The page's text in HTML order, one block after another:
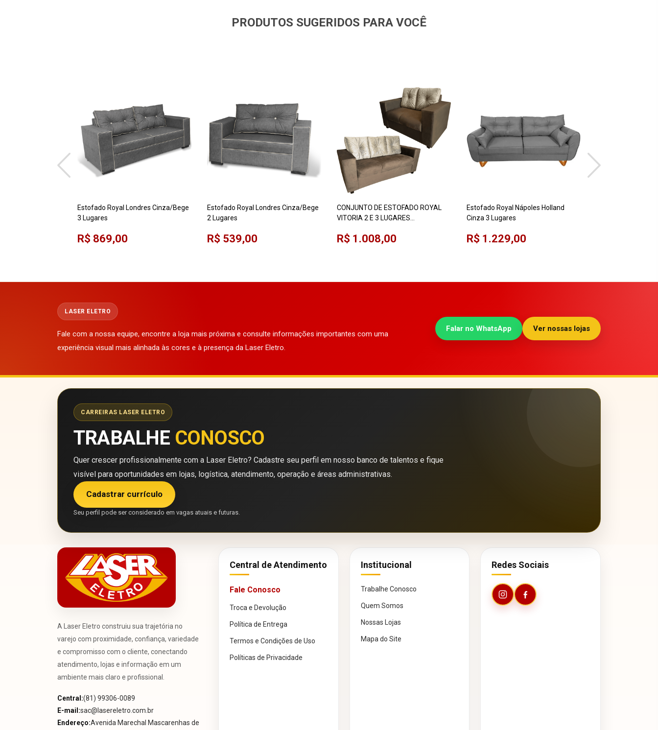
PRODUTOS SUGERIDOS PARA VOCÊ
Estofado Royal Londres Cinza/Bege
3 Lugares
R$ 869,00
Estofado Royal Londres Cinza/Bege
2 Lugares
R$ 539,00
CONJUNTO DE ESTOFADO ROYAL
VITORIA 2 E 3 LUGARES
R$ 1.008,00
Estofado Royal Nápoles Holland
Cinza 3 Lugares
R$ 1.229,00
LASER ELETRO
Fale com a nossa equipe, encontre a loja mais próxima e consulte informações importantes com uma
experiência visual mais alinhada às cores e à presença da Laser Eletro.
Falar no WhatsApp Ver nossas lojas
CARREIRAS LASER ELETRO
TRABALHE CONOSCO
Quer crescer profissionalmente com a Laser Eletro? Cadastre seu perfil em nosso banco de talentos e fique
visível para oportunidades em lojas, logística, atendimento, operação e áreas administrativas.
Cadastrar currículo
Seu perfil pode ser considerado em vagas atuais e futuras.
A Laser Eletro construiu sua trajetória no
varejo com proximidade, confiança, variedade
e compromisso com o cliente, conectando
atendimento, lojas e informação em um
ambiente mais claro e profissional.
Central:(81) 99306-0089
E-mail:sac@lasereletro.com.br
Endereço:Avenida Marechal Mascarenhas de
Central de Atendimento
Fale Conosco
Troca e Devolução
Política de Entrega
Termos e Condições de Uso
Políticas de Privacidade
Institucional
Trabalhe Conosco
Quem Somos
Nossas Lojas
Mapa do Site
Redes Sociais